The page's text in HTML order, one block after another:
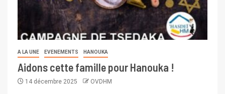
A LA UNE EVENEMENTS HANOUKA
Aidons cette famille pour Hanouka !
14 décembre 2025 OVDHM